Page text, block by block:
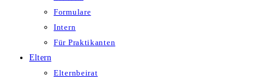
Formulare
Intern
Für Praktikanten
Eltern
Elternbeirat